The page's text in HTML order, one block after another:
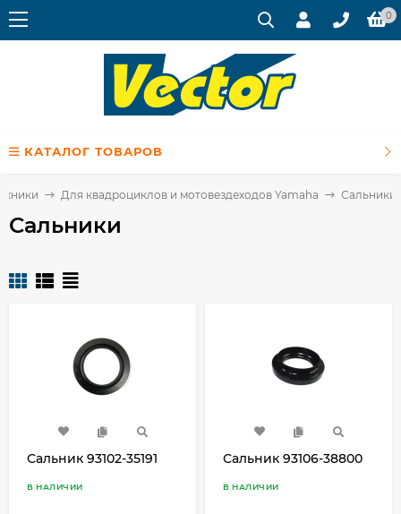
0
КАТАЛОГ ТОВАРОВ
Для квадроциклов и мотовездеходов Yamaha Сальники
Сальники
Сальник 93102-35191
В НАЛИЧИИ
Сальник 93106-38800
В НАЛИЧИИ